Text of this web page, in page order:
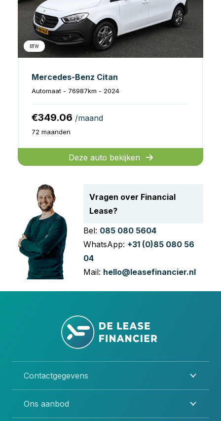
BTW
Mercedes-Benz Citan
Automaat - 76987km - 2024
€349.06 /maand
72 maanden
Deze auto bekijken
Vragen over Financial
Lease?
Bel: 085 080 5604
WhatsApp: +31 (0)85 080 56
04
Mail: hello@leasefinancier.nl
Contactgegevens
Ons aanbod